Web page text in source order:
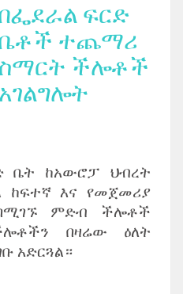
ፍርድ
ተጨማሪ
ስማርት ችሎቶች
አገልግሎት
ቤት ከአውሮፓ ህብረት
ከፍተኛ እና የመጀመሪያ
ምድብ ችሎቶች
በዛሬው ዕለት
አድርጓል።